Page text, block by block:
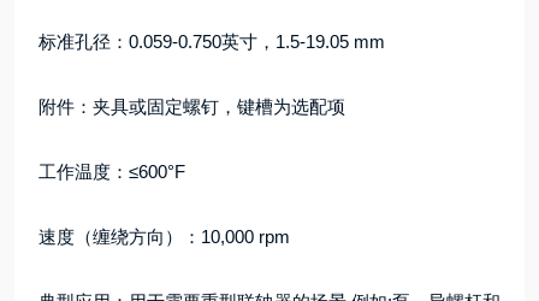
标准孔径：0.059-0.750英寸，1.5-19.05 mm
附件：夹具或固定螺钉，键槽为选配项
工作温度：≤600°F
速度（缠绕方向）：10,000 rpm